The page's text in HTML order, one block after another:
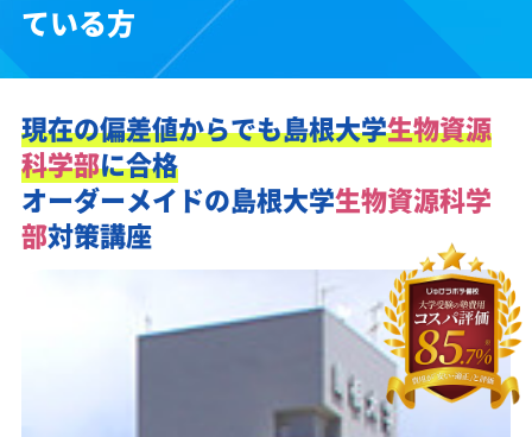
ている方
現在の偏差値からでも島根大学生物資源
科学部に合格
オーダーメイドの島根大学生物資源科学
部対策講座